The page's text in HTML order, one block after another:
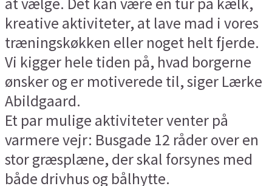
kreative aktiviteter, at lave mad i vores
træningskøkken eller noget helt fjerde.
Vi kigger hele tiden på, hvad borgerne
ønsker og er motiverede til, siger Lærke
Abildgaard.
Et par mulige aktiviteter venter på
varmere vejr: Busgade 12 råder over en
stor græsplæne, der skal forsynes med
både drivhus og bålhytte.